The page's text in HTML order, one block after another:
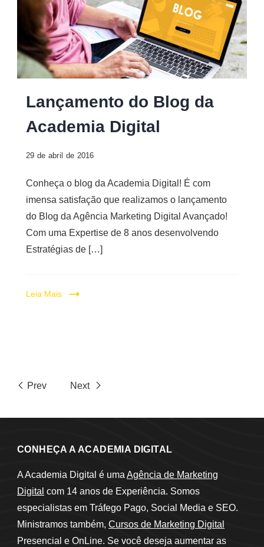
Lançamento do Blog da
Academia Digital
29 de abril de 2016
Conheça o blog da Academia Digital! É com
imensa satisfação que realizamos o lançamento
do Blog da Agência Marketing Digital Avançado!
Com uma Expertise de 8 anos desenvolvendo
Estratégias de […]
Leia Mais
Prev Next
CONHEÇA A ACADEMIA DIGITAL
A Academia Digital é uma Agência de Marketing
Digital com 14 anos de Experiência. Somos
especialistas em Tráfego Pago, Social Media e SEO.
Ministramos também, Cursos de Marketing Digital
Presencial e OnLine. Se você deseja aumentar as